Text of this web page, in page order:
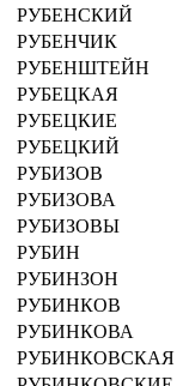
РУБЕНСКИЙ
РУБЕНЧИК
РУБЕНШТЕЙН
РУБЕЦКАЯ
РУБЕЦКИЕ
РУБЕЦКИЙ
РУБИЗОВ
РУБИЗОВА
РУБИЗОВЫ
РУБИН
РУБИНЗОН
РУБИНКОВ
РУБИНКОВА
РУБИНКОВСКАЯ